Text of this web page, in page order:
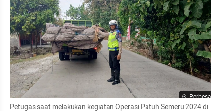
Perbesar
Petugas saat melakukan kegiatan Operasi Patuh Semeru 2024 di